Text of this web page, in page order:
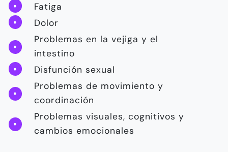
Fatiga
Dolor
Problemas en la vejiga y el
intestino
Disfunción sexual
Problemas de movimiento y
coordinación
Problemas visuales, cognitivos y
cambios emocionales